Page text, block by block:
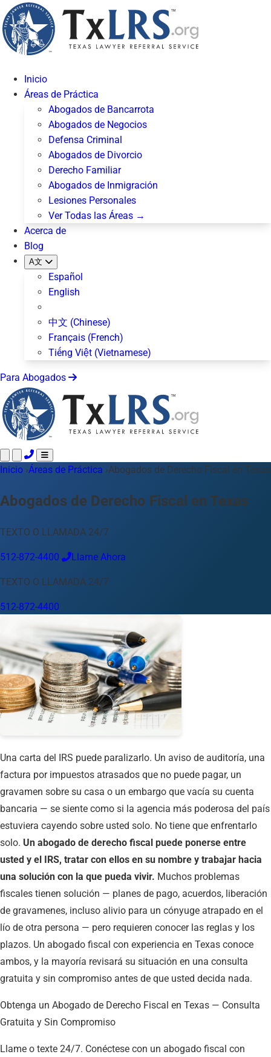
Inicio
Áreas de Práctica
Abogados de Bancarrota
Abogados de Negocios
Defensa Criminal
Abogados de Divorcio
Derecho Familiar
Abogados de Inmigración
Lesiones Personales
Ver Todas las Áreas →
Acerca de
Blog
A文
Español
English
中文 (Chinese)
Français (French)
Tiếng Việt (Vietnamese)
Para Abogados
Llame 24/7 · 512-872-4400 Envíe un Texto
Áreas de Práctica
Más de 50 temas
Acerca de Nosotros
Français
Su Ubicación
Austin 512-872-4400
Cambiar ubicación
Usar mi ubicación
Abilene
Amarillo Austin Beaumont Corpus Christi
El Paso
Fort Worth Houston Laredo Longview
McAllen
Midland San Angelo San Antonio
Inicio ›Áreas de Práctica ›Abogados de Derecho Fiscal en Texas
Abogados de Derecho Fiscal en Texas
TEXTO O LLAMADA 24/7
512-872-4400 Llame Ahora
TEXTO O LLAMADA 24/7
512-872-4400
Una carta del IRS puede paralizarlo. Un aviso de auditoría, una
factura por impuestos atrasados que no puede pagar, un
gravamen sobre su casa o un embargo que vacía su cuenta
bancaria — se siente como si la agencia más poderosa del país
estuviera cayendo sobre usted solo. No tiene que enfrentarlo
solo. Un abogado de derecho fiscal puede ponerse entre
usted y el IRS, tratar con ellos en su nombre y trabajar hacia
una solución con la que pueda vivir. Muchos problemas
fiscales tienen solución — planes de pago, acuerdos, liberación
de gravamenes, incluso alivio para un cónyuge atrapado en el
lío de otra persona — pero requieren conocer las reglas y los
plazos. Un abogado fiscal con experiencia en Texas conoce
ambos, y la mayoría revisará su situación en una consulta
gratuita y sin compromiso antes de que usted decida nada.
Obtenga un Abogado de Derecho Fiscal en Texas — Consulta
Gratuita y Sin Compromiso
Llame o texte 24/7. Conéctese con un abogado fiscal con